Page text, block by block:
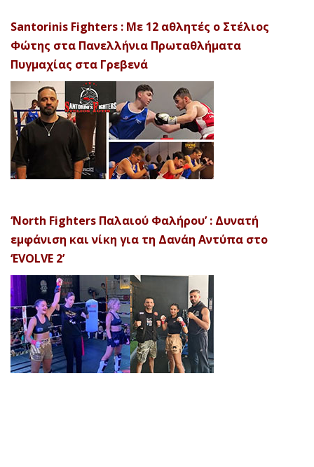
Santorinis Fighters : Με 12 αθλητές ο Στέλιος
Φώτης στα Πανελλήνια Πρωταθλήματα
Πυγμαχίας στα Γρεβενά
‘North Fighters Παλαιού Φαλήρου’ : Δυνατή
εμφάνιση και νίκη για τη Δανάη Αντύπα στο
‘EVOLVE 2’